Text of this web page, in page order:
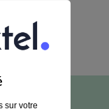
sur votre